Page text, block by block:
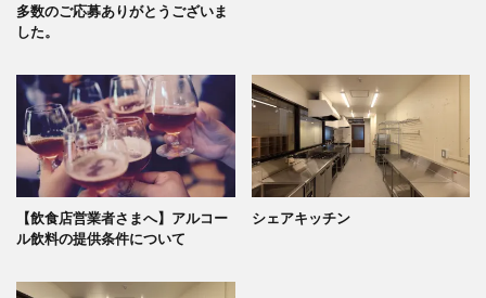
多数のご応募ありがとうございま
した。
【飲食店営業者さまへ】アルコー
ル飲料の提供条件について
シェアキッチン